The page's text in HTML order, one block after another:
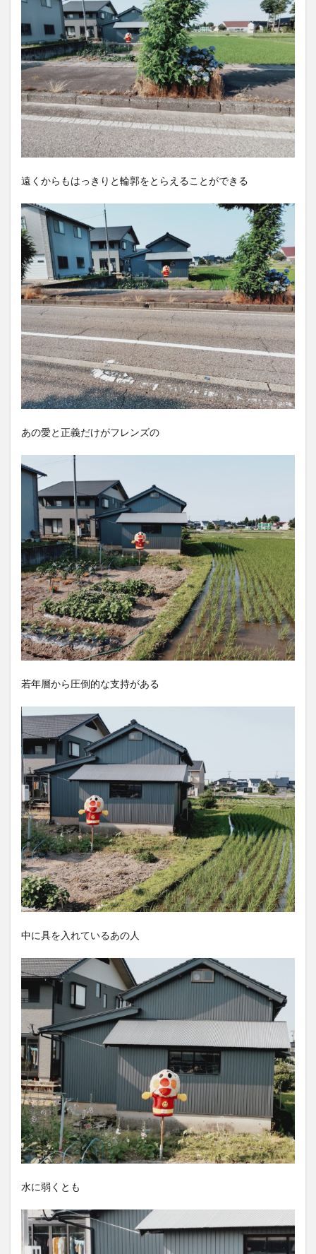
遠くからもはっきりと輪郭をとらえることができる
あの愛と正義だけがフレンズの
若年層から圧倒的な支持がある
中に具を入れているあの人
水に弱くとも